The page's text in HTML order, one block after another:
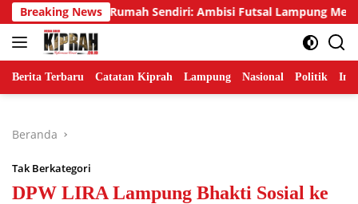
Langsung
ke
konten
Breaking News
Emas di Rumah Sendiri: Ambisi Futsal Lampung Mengakhiri
Berita Terbaru Catatan Kiprah Lampung Nasional Politik
Beranda
Tak Berkategori
DPW LIRA Lampung Bhakti Sosial ke